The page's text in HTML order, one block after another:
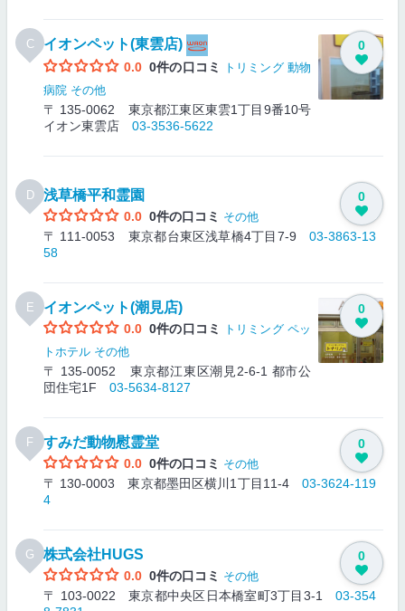
C イオンペット(東雲店)
0.0 0件の口コミ トリミング 動物
病院 その他
〒 135-0062 東京都江東区東雲1丁目9番10号
イオン東雲店 03-3536-5622
0
D 浅草橋平和霊園
0.0 0件の口コミ その他
〒 111-0053 東京都台東区浅草橋4丁目7-9 03-3863-13
58
0
E イオンペット(潮見店)
0.0 0件の口コミ トリミング ペッ
トホテル その他
〒 135-0052 東京都江東区潮見2‐6-1 都市公
団住宅1F 03-5634-8127
0
F すみだ動物慰霊堂
0.0 0件の口コミ その他
〒 130-0003 東京都墨田区横川1丁目11-4 03-3624-119
4
0
G 株式会社HUGS
0.0 0件の口コミ その他
〒 103-0022 東京都中央区日本橋室町3丁目3-1 03-354
0